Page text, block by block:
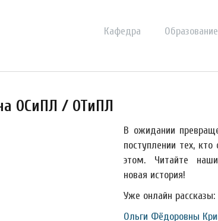
Кафедра Образование
ОСиПЛ / ОТиПЛ
В ожидании
поступлении тех,
этом. Читайте
новая история!
Уже онлайн рассказы:
Ольги Фёдоровны